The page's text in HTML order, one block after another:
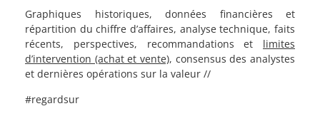
Graphiques historiques, données financières et
répartition du chiffre d’affaires, analyse technique, faits
récents, perspectives, recommandations et limites
d’intervention (achat et vente), consensus des analystes
et dernières opérations sur la valeur //
#regardsur